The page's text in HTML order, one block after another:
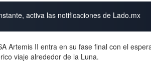
activa las notificaciones de Lado.mx
Artemis II entra en su fase final con el
viaje alrededor de la Luna.